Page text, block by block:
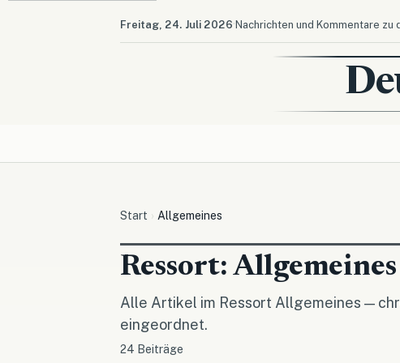
Freitag, 24. Juli 2026· Nachrichten und Kommentare
Start Allgemeines
Ressort: Allgemeines
Alle Artikel im Ressort Allgemeines —
eingeordnet.
24 Beiträge